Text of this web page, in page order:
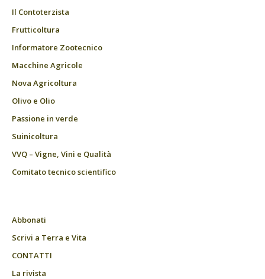
Il Contoterzista
Frutticoltura
Informatore Zootecnico
Macchine Agricole
Nova Agricoltura
Olivo e Olio
Passione in verde
Suinicoltura
VVQ – Vigne, Vini e Qualità
Comitato tecnico scientifico
Abbonati
Scrivi a Terra e Vita
CONTATTI
La rivista